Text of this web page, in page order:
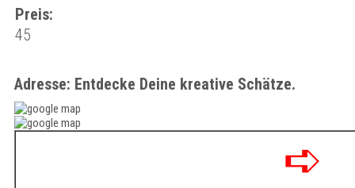
Preis:
45
Adresse: Entdecke Deine kreative Schätze.